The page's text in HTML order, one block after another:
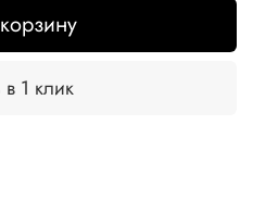
в 1 клик